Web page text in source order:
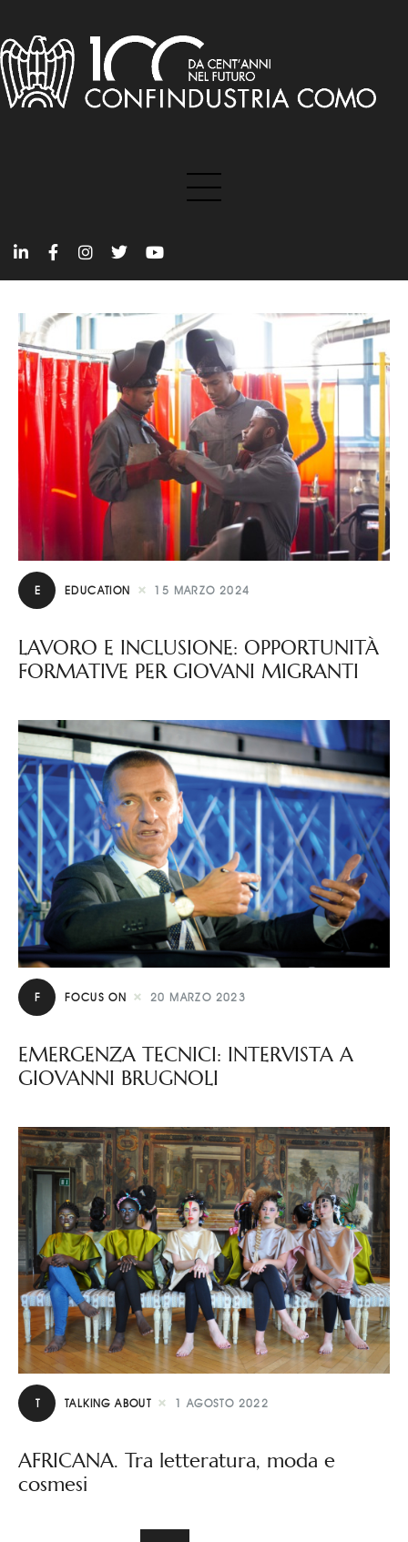
Talking about
People
Education
E EDUCATION 15 MARZO 2024
LAVORO E INCLUSIONE: OPPORTUNITÀ
FORMATIVE PER GIOVANI MIGRANTI
F FOCUS ON 20 MARZO 2023
EMERGENZA TECNICI: INTERVISTA A
GIOVANNI BRUGNOLI
T TALKING ABOUT 1 AGOSTO 2022
AFRICANA. Tra letteratura, moda e
cosmesi